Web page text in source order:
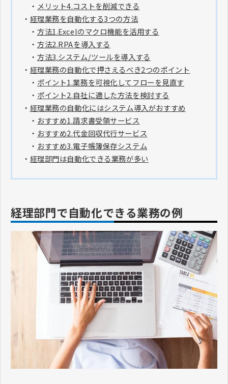
・ メリット4.コストを削減できる
・ 経理業務を自動化する3つの方法
・ 方法1.Excelのマクロ機能を活用する
・ 方法2.RPAを導入する
・ 方法3.システム/ツールを導入する
・ 経理業務の自動化で押さえるべき2つのポイント
・ ポイント1.業務を可視化してフローを見直す
・ ポイント2.自社に適した方法を検討する
・ 経理業務の自動化にはシステム導入がおすすめ
・ おすすめ1.請求書受領サービス
・ おすすめ2.代金回収代行サービス
・ おすすめ3.電子帳簿保存システム
・ 経理部門は自動化できる業務が多い
経理部門で自動化できる業務の例